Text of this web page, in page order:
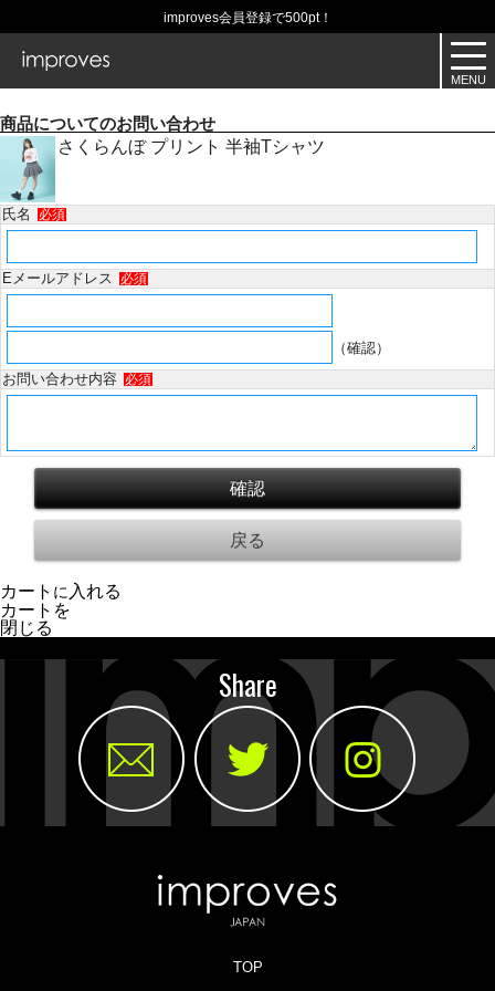
improves会員登録で500pt！
商品についてのお問い合わせ
さくらんぼ プリント 半袖Tシャツ
氏名 必須
Eメールアドレス 必須
（確認）
お問い合わせ内容
必須
カート に入れる
カートを
閉じる
Share
TOP